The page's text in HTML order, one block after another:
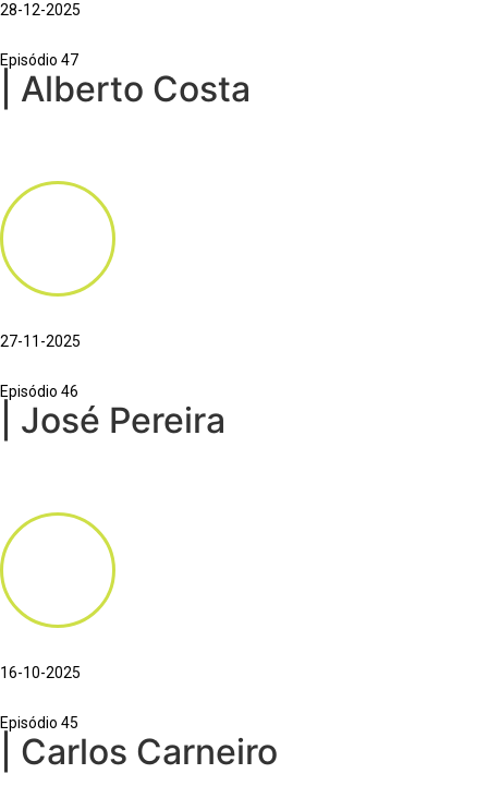
28-12-2025
Episódio 47
| Alberto Costa
27-11-2025
Episódio 46
| José Pereira
16-10-2025
Episódio 45
| Carlos Carneiro